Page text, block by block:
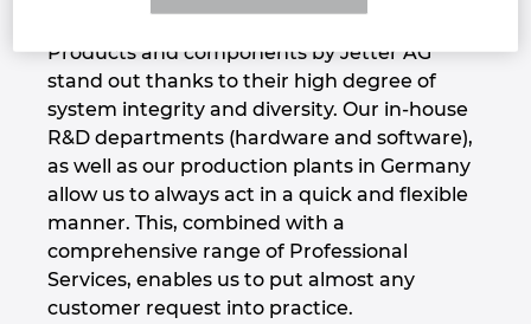
Products and components by Jetter AG
stand out thanks to their high degree of
system integrity and diversity. Our in-house
R&D departments (hardware and software),
as well as our production plants in Germany
allow us to always act in a quick and flexible
manner. This, combined with a
comprehensive range of Professional
Services, enables us to put almost any
customer request into practice.
Czech Republic
Denmark
Finland
France
Germany